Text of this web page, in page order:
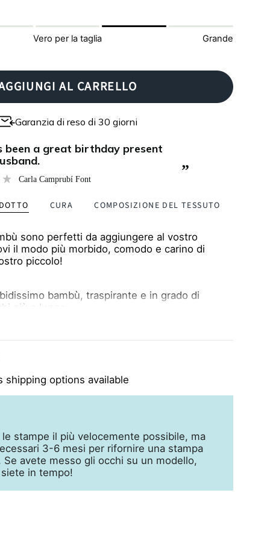
Vero per la taglia Grande
AL CARRELLO
Garanzia di reso di 30 giorni
”
Carla Camprubí Font
CURA COMPOSIZIONE DEL TESSUTO
sono perfetti da aggiungere al vostro
il modo più morbido, comodo e carino di
piccolo!
bambù, traspirante e in grado di
più a lungo.
setoso, caldo o fresco a seconda delle
divertirsi solo i più piccoli?
scatola regalo
shipping options available
stampe il più velocemente possibile, ma
3-6 mesi per rifornire una stampa
Se avete messo gli occhi su un modello,
in tempo!